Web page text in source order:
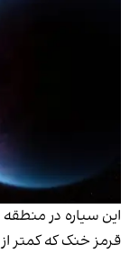
این سیاره در
قرمز خنک که کمتر